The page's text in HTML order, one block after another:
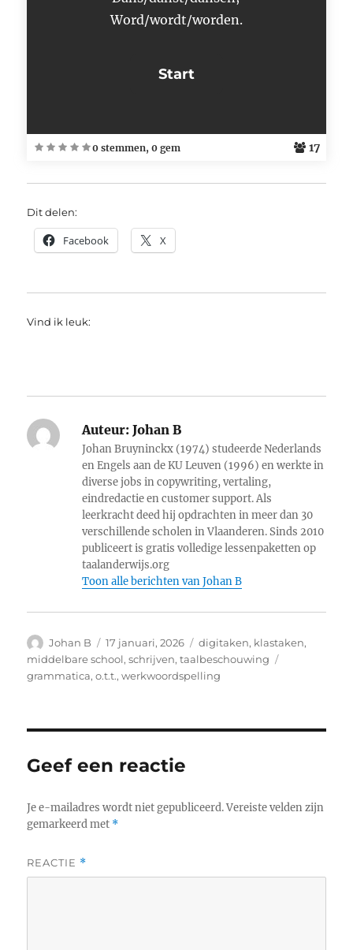
0 stemmen, 0 gem 17
Word/wordt/worden.
Dit delen:
Facebook X
Vind ik leuk:
Auteur: Johan B
Johan Bruyninckx (1974) studeerde Nederlands
en Engels aan de KU Leuven (1996) en werkte in
diverse jobs in copywriting, vertaling,
eindredactie en customer support. Als
leerkracht deed hij opdrachten in meer dan 30
verschillende scholen in Vlaanderen. Sinds 2010
publiceert is gratis volledige lessenpaketten op
taalanderwijs.org
Toon alle berichten van Johan B
Auteur
Johan B
Geplaatst
op
17 januari, 2026 Categorieën
digitaken, klastaken,
middelbare school,schrijven,taalbeschouwing
grammatica,o.t.t.,werkwoordspelling
Geef een reactie
Je e-mailadres wordt niet gepubliceerd. Vereiste velden zijn
gemarkeerd met *
REACTIE *